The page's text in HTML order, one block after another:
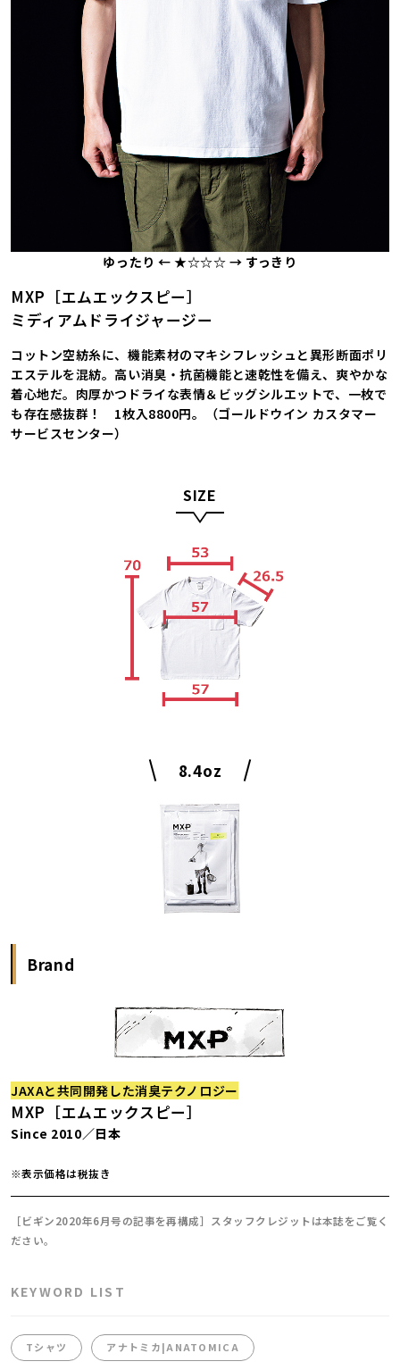
ゆったり ← ★☆☆☆ → すっきり
MXP［エムエックスピー］
ミディアムドライジャージー
コットン空紡糸に、機能素材のマキシフレッシュと異形断面ポリ
エステルを混紡。高い消臭・抗菌機能と速乾性を備え、爽やかな
着心地だ。肉厚かつドライな表情＆ビッグシルエットで、一枚で
も存在感抜群！ 1枚入8800円。（ゴールドウイン カスタマー
サービスセンター）
SIZE
8.4oz
Brand
JAXAと共同開発した消臭テクノロジー
MXP［エムエックスピー］
Since 2010／日本
※表示価格は税抜き
［ビギン2020年6月号の記事を再構成］スタッフクレジットは本誌をご覧く
ださい。
KEYWORD LIST
Tシャツ アナトミカ|ANATOMICA